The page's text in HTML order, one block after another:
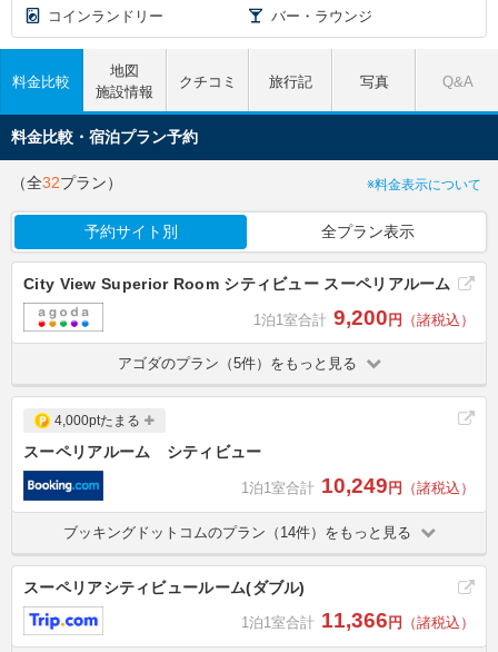
コインランドリー
バー・ラウンジ
料金比較
地図
施設情報
クチコミ 旅行記 写真 Q&A
料金比較・宿泊プラン予約
（全32プラン） ※料金表示について
予約サイト別 全プラン表示
City View Superior Room シティビュー スーペリアルーム
1泊1室合計 9,200円 （諸税込）
アゴダのプラン（5件）をもっと見る
4,000ptたまる
スーペリアルーム シティビュー
1泊1室合計 10,249 円 （諸税込）
ブッキングドットコムのプラン（14件）をもっと見る
スーペリアシティビュールーム(ダブル)
1泊1室合計 11,366 円 （諸税込）